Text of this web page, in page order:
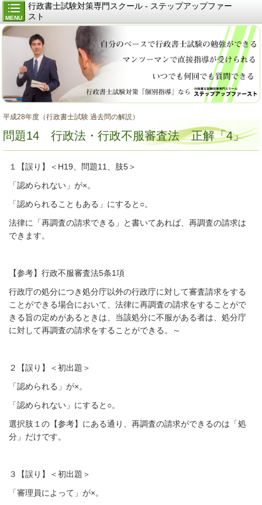
MENU
行政書士試験対策専門スクール - ステップアップファー
スト
平成28年度（行政書士試験 過去問の解説）
問題14 行政法・行政不服審査法 正解「4」
１【誤り】＜H19、問題11、肢5＞
「認められない」が×。
「認められることもある」にすると○。
法律に「再調査の請求できる」と書いてあれば、再調査の請求は
できます。
【参考】行政不服審査法5条1項
行政庁の処分につき処分庁以外の行政庁に対して審査請求をする
ことができる場合において、法律に再調査の請求をすることがで
きる旨の定めがあるときは、当該処分に不服がある者は、処分庁
に対して再調査の請求をすることができる。～
２【誤り】＜初出題＞
「認められる」が×。
「認められない」にすると○。
選択肢１の【参考】にある通り、再調査の請求ができるのは「処
分」だけです。
３【誤り】＜初出題＞
「審理員によって」が×。